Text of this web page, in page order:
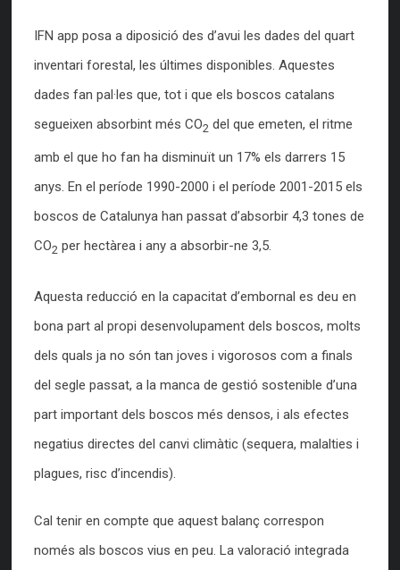
IFN app posa a diposició des d’avui les dades del quart
inventari forestal, les últimes disponibles. Aquestes
dades fan pal·les que, tot i que els boscos catalans
segueixen absorbint més CO2 del que emeten, el ritme
amb el que ho fan ha disminuït un 17% els darrers 15
anys. En el període 1990-2000 i el període 2001-2015 els
boscos de Catalunya han passat d’absorbir 4,3 tones de
CO2 per hectàrea i any a absorbir-ne 3,5.
Aquesta reducció en la capacitat d’embornal es deu en
bona part al propi desenvolupament dels boscos, molts
dels quals ja no són tan joves i vigorosos com a finals
del segle passat, a la manca de gestió sostenible d’una
part important dels boscos més densos, i als efectes
negatius directes del canvi climàtic (sequera, malalties i
plagues, risc d’incendis).
Cal tenir en compte que aquest balanç correspon
només als boscos vius en peu. La valoració integrada